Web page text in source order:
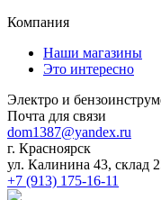
Компания
Наши магазины
Это интересно
Электро и
Почта для связи
dom1387@yandex.ru
г. Красноярск
ул. Калинина 43, склад
+7 (913) 175-16-11